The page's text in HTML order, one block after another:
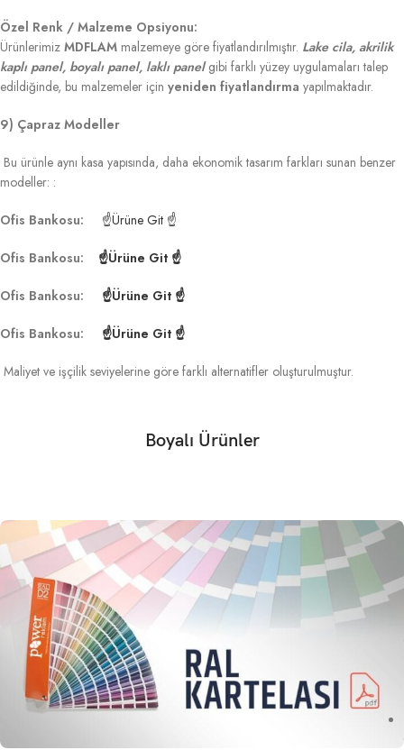
Özel Renk / Malzeme Opsiyonu:
Ürünlerimiz MDFLAM malzemeye göre fiyatlandırılmıştır. Lake cila, akrilik
kaplı panel, boyalı panel, laklı panel gibi farklı yüzey uygulamaları talep
edildiğinde, bu malzemeler için yeniden fiyatlandırma yapılmaktadır.
9) Çapraz Modeller
Bu ürünle aynı kasa yapısında, daha ekonomik tasarım farkları sunan benzer
modeller: :
Ofis Bankosu: ☝Ürüne Git ☝
Ofis Bankosu: ☝Ürüne Git ☝
Ofis Bankosu: ☝Ürüne Git ☝
Ofis Bankosu: ☝Ürüne Git ☝
Maliyet ve işçilik seviyelerine göre farklı alternatifler oluşturulmuştur.
Boyalı Ürünler